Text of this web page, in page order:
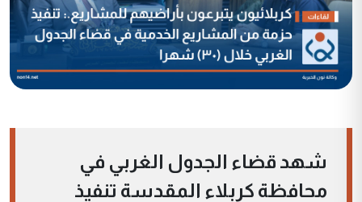
شهد قضاء الجدول الغربي في
محافظة كربلاء المقدسة تنفيذ